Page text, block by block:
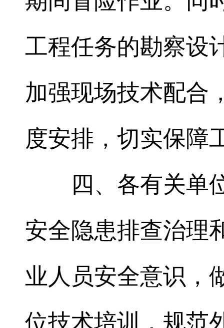
工程任务的勘察设
加强现场技术配合
度安排，切实保障
四、各有关单
安全隐患排查治理
业人员安全意识，
位技术培训，规范